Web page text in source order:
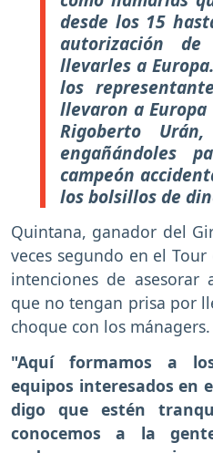
desde los 15
autorización
llevarles a
los
llevaron a Europa
Rigoberto
engañándoles
campeón
los bolsillos de
Quintana, ganador del
veces segundo en el
intenciones de asesorar
que no tengan prisa por
choque con los mánagers.
"Aquí formamos a
equipos interesados en
digo que estén
conocemos a la